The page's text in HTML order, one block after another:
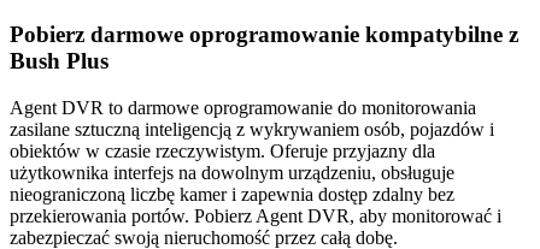
Pobierz darmowe oprogramowanie kompatybilne z
Bush Plus
Agent DVR to darmowe oprogramowanie do monitorowania
zasilane sztuczną inteligencją z wykrywaniem osób, pojazdów i
obiektów w czasie rzeczywistym. Oferuje przyjazny dla
użytkownika interfejs na dowolnym urządzeniu, obsługuje
nieograniczoną liczbę kamer i zapewnia dostęp zdalny bez
przekierowania portów. Pobierz Agent DVR, aby monitorować i
zabezpieczać swoją nieruchomość przez całą dobę.